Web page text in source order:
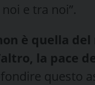
e tra noi”.
è quella
la pace
questo